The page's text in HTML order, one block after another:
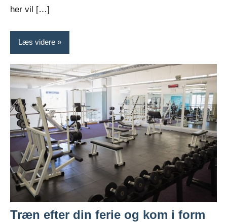
her vil […]
Læs videre
Træn efter din ferie og kom i form